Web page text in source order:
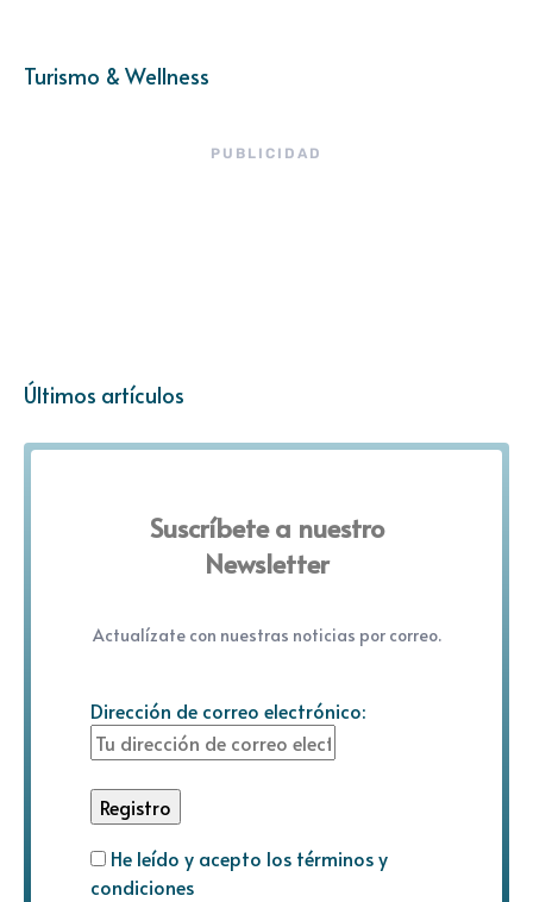
Turismo & Wellness
PUBLICIDAD
Últimos artículos
Suscríbete a nuestro
Newsletter
Actualízate con nuestras noticias por correo.
Dirección de correo electrónico:
He leído y acepto los términos y
condiciones